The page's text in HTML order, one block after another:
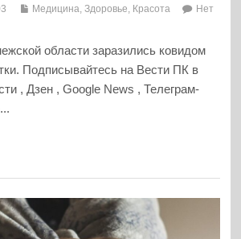
Медицина, Здоровье, Красота
Нет
области заразились ковидом
Подписывайтесь на Вести ПК в
, Дзен , Google News , Телеграм-